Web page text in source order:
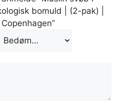
bomuld | (2-pak) |